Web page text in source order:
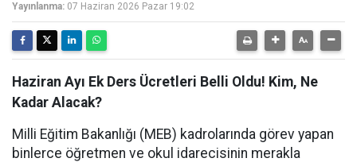
Yayınlanma: 07 Haziran 2026 Pazar 19:02
Haziran Ayı Ek Ders Ücretleri Belli Oldu! Kim, Ne
Kadar Alacak?
Milli Eğitim Bakanlığı (MEB) kadrolarında görev yapan
binlerce öğretmen ve okul idarecisinin merakla